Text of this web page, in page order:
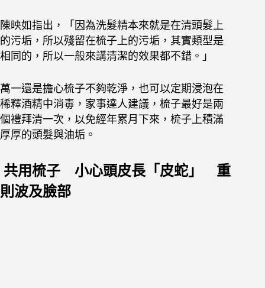
陳映如指出，「因為洗髮精本來就是在清頭髮上
的污垢，所以殘留在梳子上的污垢，其實類型是
相同的，所以一般來講清潔的效果都不錯。」
萬一還是擔心梳子不夠乾淨，也可以定期浸泡在
稀釋酒精中消毒，家事達人建議，梳子最好是兩
個禮拜清一次，以免經年累月下來，梳子上積滿
厚厚的頭髮與油垢。
共用梳子 小心頭皮長「皮蛇」 重
則波及臉部